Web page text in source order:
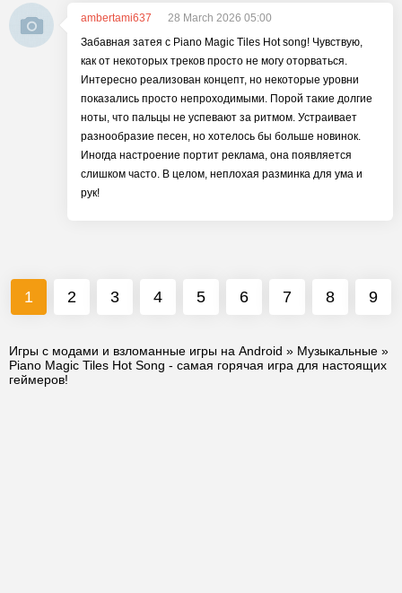
ambertami637
28 March 2026 05:00
Забавная затея с Piano Magic Tiles Hot song! Чувствую,
как от некоторых треков просто не могу оторваться.
Интересно реализован концепт, но некоторые уровни
показались просто непроходимыми. Порой такие долгие
ноты, что пальцы не успевают за ритмом. Устраивает
разнообразие песен, но хотелось бы больше новинок.
Иногда настроение портит реклама, она появляется
слишком часто. В целом, неплохая разминка для ума и
рук!
1 2 3 4 5 6 7 8 9
Игры с модами и взломанные игры на Android » Музыкальные »
Piano Magic Tiles Hot Song - самая горячая игра для настоящих
геймеров!